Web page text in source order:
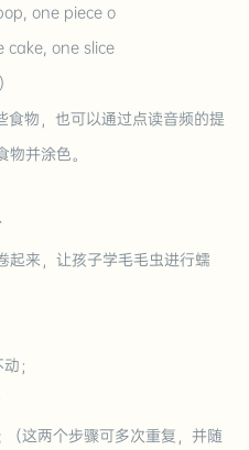
one piece o
cake, one slice
物，也可以通过点读音频的提
并涂色。
起来，让孩子学毛毛虫进行蠕
；
（这两个步骤可多次重复，并随